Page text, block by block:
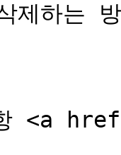
제하는
항 <a